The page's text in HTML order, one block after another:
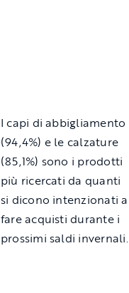
I capi di abbigliamento
(94,4%) e le calzature
(85,1%) sono i prodotti
più ricercati da quanti
si dicono intenzionati a
fare acquisti durante i
prossimi saldi invernali.